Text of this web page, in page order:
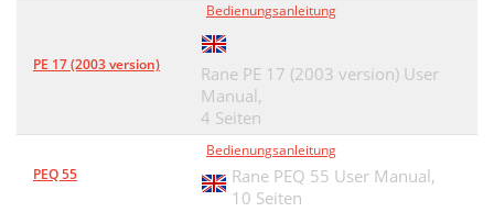
PE 17 (2003 version)
Bedienungsanleitung
Rane PE 17 (2003 version) User
Manual,
4 Seiten
PEQ 55
Bedienungsanleitung
Rane PEQ 55 User Manual,
10 Seiten